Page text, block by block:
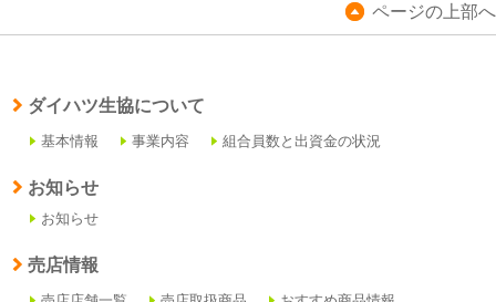
ページの上部へ
ダイハツ生協について
基本情報 事業内容 組合員数と出資金の状況
お知らせ
お知らせ
売店情報